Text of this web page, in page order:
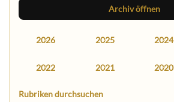
Archiv öffnen
2026 2025 2024
2022 2021 2020
Rubriken durchsuchen